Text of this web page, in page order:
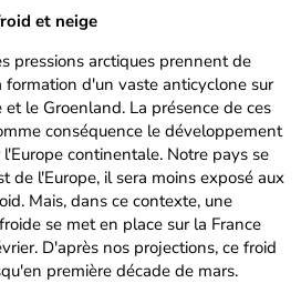
et neige
pressions arctiques prennent de
formation d'un vaste anticyclone sur
et le Groenland. La présence de ces
conséquence le développement
continentale. Notre pays se
de l'Europe, il sera moins exposé aux
Mais, dans ce contexte, une
se met en place sur la France
D'après nos projections, ce froid
première décade de mars.